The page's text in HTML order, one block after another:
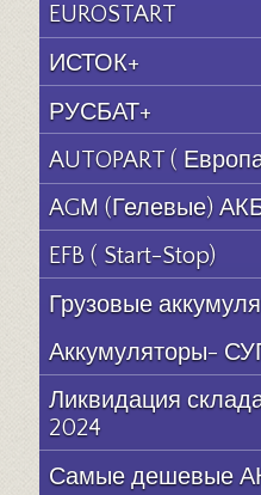
EUROSTART
ИСТОК+
РУСБАТ+
AUTOPART (
AGM (Гелевые)
EFB ( Start-Stop)
Грузовые
Аккумуляторы-
Ликвидация
2024
Самые дешевые